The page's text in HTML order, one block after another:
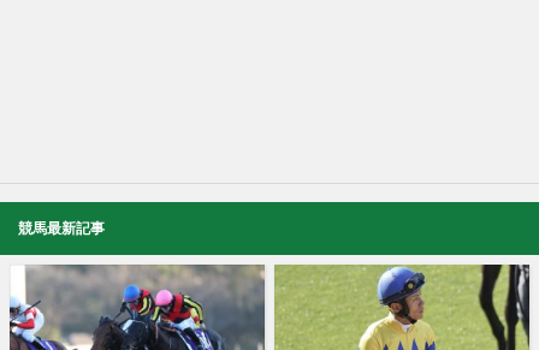
競馬最新記事